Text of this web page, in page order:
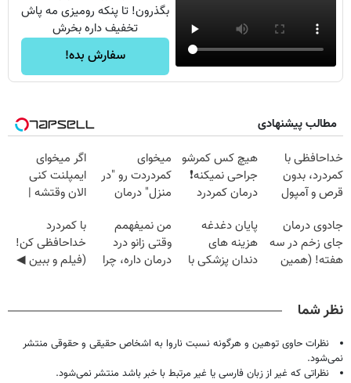
بگذرون! تا پنکه رومیزی مه پاش
تخفیف داره بخرش
سفارش بده!
مطالب پیشنهادی
خداحافظی با
کمردرد، بدون
قرص و آمپول
هیچ کس کمرشو
جراحی نمیکنه❗
درمان کمردرد
(پرسشنامه)
میخوای
کمردردت رو "در
منزل" درمان
◂پرسش‌نامه)
اگر میخوای
ایمپلنت کنی
الان وقتشه |
میلیون تومان!!!
جادوی درمان
جای زخم در سه
هفته! (همین
پایان دغدغه
هزینه های
دندان پزشکی با
من نمیفهمم
وقتی زانو درد
درمان داره، چرا
با کمردرد
خداحافظی کن!
(فیلم و ببین ◀
نظر شما
نظرات حاوی توهین و هرگونه نسبت ناروا به اشخاص حقیقی و حقوقی منتشر
نمی‌شود.
نظراتی که غیر از زبان فارسی یا غیر مرتبط با خبر باشد منتشر نمی‌شود.